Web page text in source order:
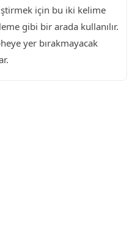
için bu iki kelime
gibi bir arada kullanılır.
yer bırakmayacak